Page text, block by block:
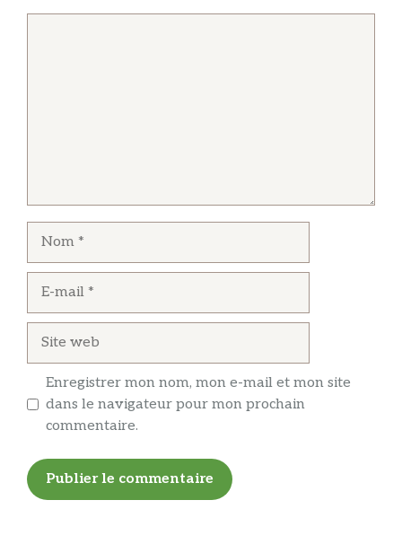
Enregistrer mon nom, mon e-mail et mon site
dans le navigateur pour mon prochain
commentaire.